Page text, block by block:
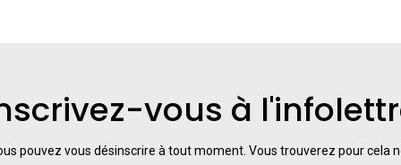
vous à
pouvez vous désinscrire à tout moment. Vous trouverez pour cela